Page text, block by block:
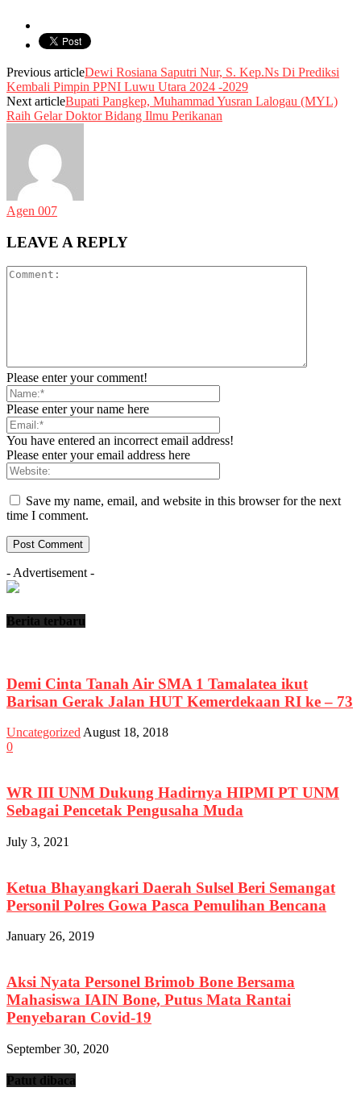
Previous articleDewi Rosiana Saputri Nur, S. Kep.Ns Di Prediksi
Kembali Pimpin PPNI Luwu Utara 2024 -2029
Next articleBupati Pangkep, Muhammad Yusran Lalogau (MYL)
Raih Gelar Doktor Bidang Ilmu Perikanan
Agen 007
LEAVE A REPLY
Please enter your comment!
Please enter your name here
You have entered an incorrect email address!
Please enter your email address here
Save my name, email, and website in this browser for the next
time I comment.
- Advertisement -
Berita terbaru
Demi Cinta Tanah Air SMA 1 Tamalatea ikut
Barisan Gerak Jalan HUT Kemerdekaan RI ke – 73
Uncategorized August 18, 2018
0
WR III UNM Dukung Hadirnya HIPMI PT UNM
Sebagai Pencetak Pengusaha Muda
July 3, 2021
Ketua Bhayangkari Daerah Sulsel Beri Semangat
Personil Polres Gowa Pasca Pemulihan Bencana
January 26, 2019
Aksi Nyata Personel Brimob Bone Bersama
Mahasiswa IAIN Bone, Putus Mata Rantai
Penyebaran Covid-19
September 30, 2020
Patut dibaca